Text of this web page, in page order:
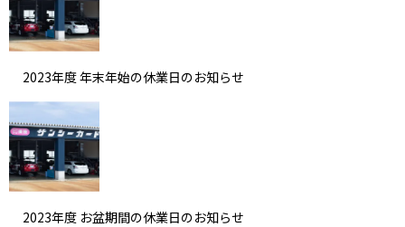
2023年度 年末年始の休業日のお知らせ
2023年度 お盆期間の休業日のお知らせ